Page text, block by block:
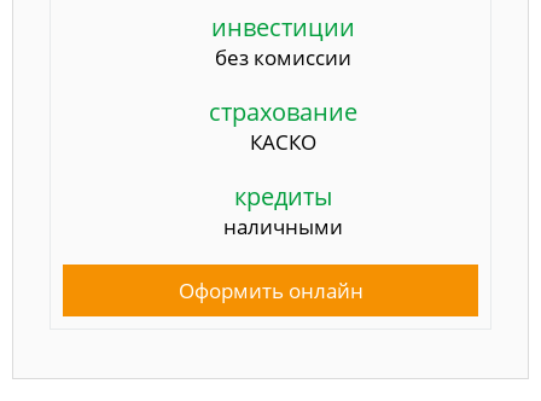
инвестиции
без комиссии
страхование
КАСКО
кредиты
наличными
Оформить онлайн